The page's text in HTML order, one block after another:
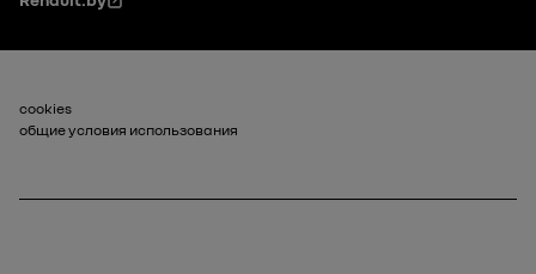
Нижний колонтитул_2
cookies
общие условия использования